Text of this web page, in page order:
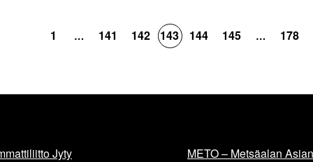
1 … 141 142 143 144 145 … 178
Jyty METO – Metsäalan